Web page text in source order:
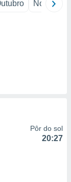
Novembro
Pôr do sol
20:27